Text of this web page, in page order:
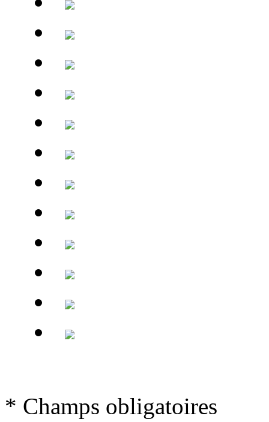
* Champs obligatoires